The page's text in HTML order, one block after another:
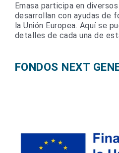
Emasa participa en
desarrollan con ayudas de
la Unión Europea. Aquí se
detalles de cada una de
FONDOS NEXT